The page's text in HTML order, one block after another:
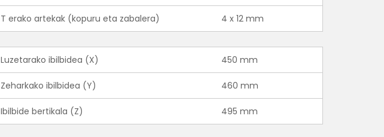
T erako artekak (kopuru eta zabalera) 4 x 12 mm
Luzetarako ibilbidea (X) 450 mm
Zeharkako ibilbidea (Y) 460 mm
Ibilbide bertikala (Z) 495 mm